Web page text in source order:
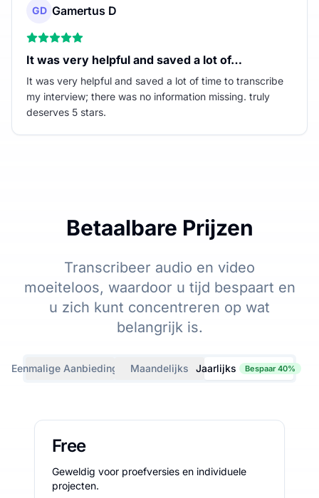
GD Gamertus D
It was very helpful and saved a lot of…
It was very helpful and saved a lot of time to transcribe
my interview; there was no information missing. truly
deserves 5 stars.
Betaalbare Prijzen
Transcribeer audio en video
moeiteloos, waardoor u tijd bespaart en
u zich kunt concentreren op wat
belangrijk is.
Eenmalige Aanbiedingen Maandelijks Jaarlijks Bespaar 40%
Free
Geweldig voor proefversies en individuele
projecten.